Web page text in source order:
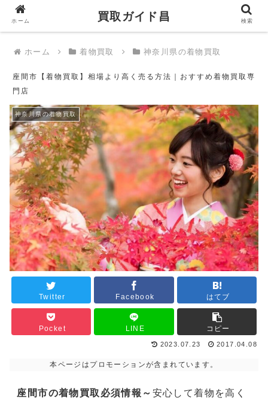
買取ガイド昌
ホーム 着物買取 神奈川県の着物買取
座間市【着物買取】相場より高く売る方法｜おすすめ着物買取専
門店
神奈川県の着物買取
Twitter Facebook はてブ
Pocket LINE コピー
2023.07.23 2017.04.08
本ページはプロモーションが含まれています。
座間市の着物買取必須情報～ 安心して着物を高く
ホーム 買取ガイド昌 検索